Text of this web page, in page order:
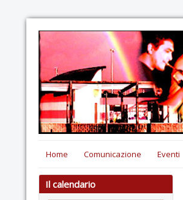
Home Comunicazione Eventi
Il calendario